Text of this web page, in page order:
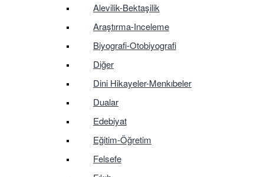
Alevilik-Bektaşilik
Araştırma-Inceleme
Biyografi-Otobiyografi
Diğer
Dini Hikayeler-Menkıbeler
Dualar
Edebiyat
Eğitim-Öğretim
Felsefe